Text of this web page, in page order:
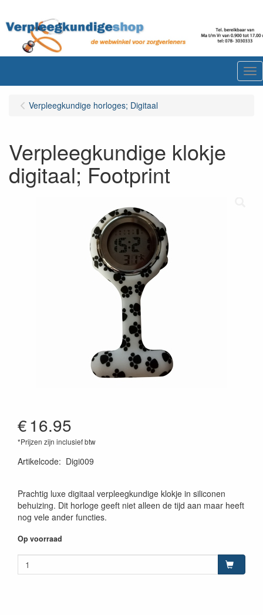
Verpleegkundige horloges; Digitaal
Verpleegkundige klokje
digitaal; Footprint
€16.95
*Prijzen zijn inclusief btw
Artikelcode: Digi009
Prachtig luxe digitaal verpleegkundige klokje in siliconen
behuizing. Dit horloge geeft niet alleen de tijd aan maar heeft
nog vele ander functies.
Op voorraad